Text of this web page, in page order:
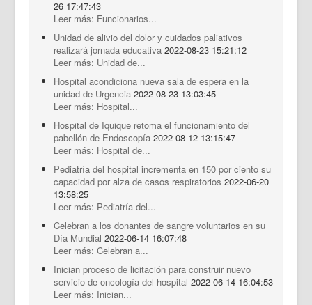
26 17:47:43
Leer más: Funcionarios...
Unidad de alivio del dolor y cuidados paliativos
realizará jornada educativa 2022-08-23 15:21:12
Leer más: Unidad de...
Hospital acondiciona nueva sala de espera en la
unidad de Urgencia 2022-08-23 13:03:45
Leer más: Hospital...
Hospital de Iquique retoma el funcionamiento del
pabellón de Endoscopía 2022-08-12 13:15:47
Leer más: Hospital de...
Pediatría del hospital incrementa en 150 por ciento su
capacidad por alza de casos respiratorios 2022-06-20
13:58:25
Leer más: Pediatría del...
Celebran a los donantes de sangre voluntarios en su
Día Mundial 2022-06-14 16:07:48
Leer más: Celebran a...
Inician proceso de licitación para construir nuevo
servicio de oncología del hospital 2022-06-14 16:04:53
Leer más: Inician...